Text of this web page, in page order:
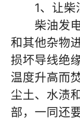
1、让柴
柴油发电
和其他杂物
损坏导线绝
温度升高而
尘土、水渍
部，一同还